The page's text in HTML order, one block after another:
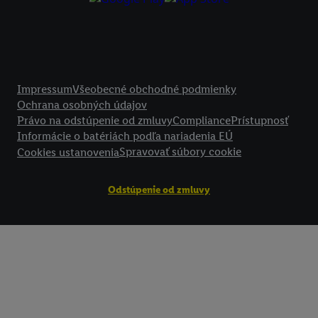
ImpressumVšeobecné obchodné podmienky
Ochrana osobných údajov
Právo na odstúpenie od zmluvyCompliancePrístupnosť
Informácie o batériách podľa nariadenia EÚ
Cookies ustanoveniaSpravovať súbory cookie
Odstúpenie od zmluvy